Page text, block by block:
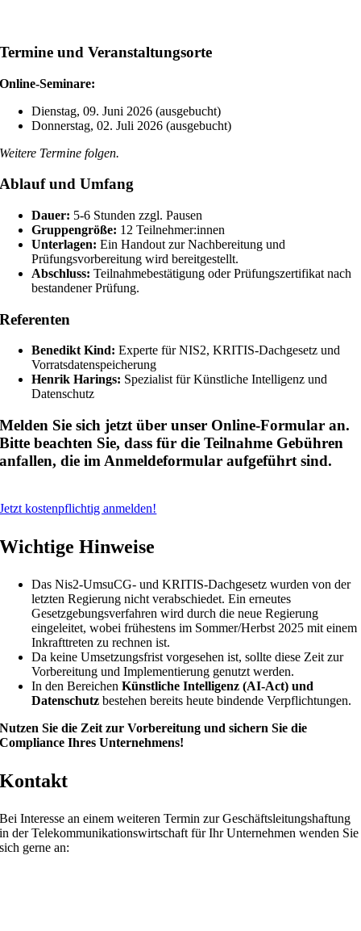
Termine und Veranstaltungsorte
Online-Seminare:
Dienstag, 09. Juni 2026 (ausgebucht)
Donnerstag, 02. Juli 2026 (ausgebucht)
Weitere Termine folgen.
Ablauf und Umfang
Dauer: 5-6 Stunden zzgl. Pausen
Gruppengröße: 12 Teilnehmer:innen
Unterlagen: Ein Handout zur Nachbereitung und
Prüfungsvorbereitung wird bereitgestellt.
Abschluss: Teilnahmebestätigung oder Prüfungszertifikat nach
bestandener Prüfung.
Referenten
Benedikt Kind: Experte für NIS2, KRITIS-Dachgesetz und
Vorratsdatenspeicherung
Henrik Harings: Spezialist für Künstliche Intelligenz und
Datenschutz
Melden Sie sich jetzt über unser Online-Formular an.
Bitte beachten Sie, dass für die Teilnahme Gebühren
anfallen, die im Anmeldeformular aufgeführt sind.
Jetzt kostenpflichtig anmelden!
Wichtige Hinweise
Das Nis2-UmsuCG- und KRITIS-Dachgesetz wurden von der
letzten Regierung nicht verabschiedet. Ein erneutes
Gesetzgebungsverfahren wird durch die neue Regierung
eingeleitet, wobei frühestens im Sommer/Herbst 2025 mit einem
Inkrafttreten zu rechnen ist.
Da keine Umsetzungsfrist vorgesehen ist, sollte diese Zeit zur
Vorbereitung und Implementierung genutzt werden.
In den BereichenKünstliche Intelligenz (AI-Act) und
Datenschutz bestehen bereits heute bindende Verpflichtungen.
Nutzen Sie die Zeit zur Vorbereitung und sichern Sie die
Compliance Ihres Unternehmens!
Kontakt
Bei Interesse an einem weiteren Termin zur Geschäftsleitungs­haftung
in der Telekom­munikations­wirtschaft für Ihr Unternehmen wenden Sie
sich gerne an: